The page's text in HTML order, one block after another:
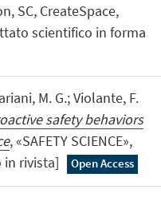
SC, CreateSpace,
scientifico in forma
M. G.; Violante, F.
safety behaviors
, «SAFETY SCIENCE»,
in rivista]
Open Access